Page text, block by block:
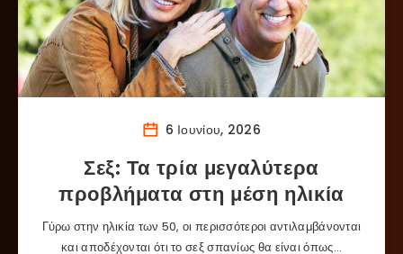
6 Ιουνίου, 2026
Σεξ: Τα τρία μεγαλύτερα
προβλήματα στη μέση ηλικία
Γύρω στην ηλικία των 50, οι περισσότεροι αντιλαμβάνονται
και αποδέχονται ότι το σεξ σπανίως θα είναι όπως…